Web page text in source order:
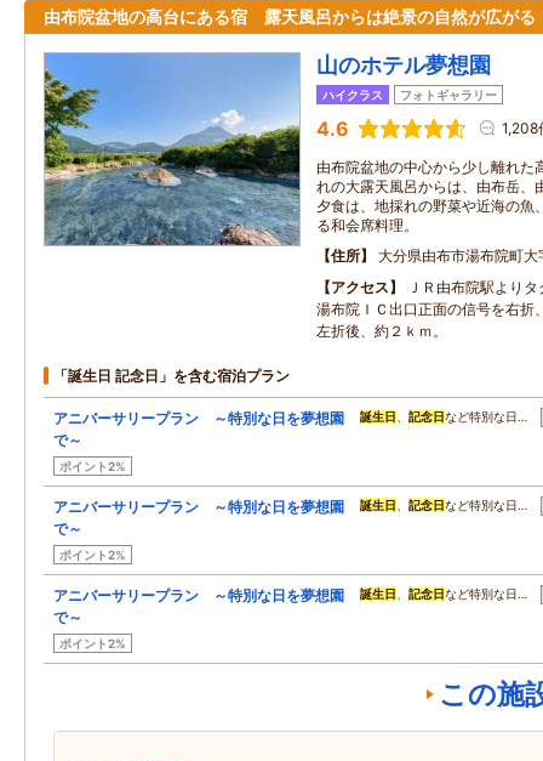
由布院盆地の高台にある宿 露天風呂からは絶景の自然が広がる
山のホテル夢想園
ハイクラス フォトギャラリー
4.6 1,208
由布院盆地の中心から少し離れた
れの大露天風呂からは、由布岳、
夕食は、地採れの野菜や近海の魚
る和会席料理。
住所
大分県由布市湯布院町
アクセス
ＪＲ由布院駅より
湯布院ＩＣ出口正面の信号を右折
左折後、約２ｋｍ。
「誕生日 記念日」を含む宿泊プラン
アニバーサリープラン ～特別な日を夢想園
で～
ポイント2%
誕生日 記念日など特別な日…
アニバーサリープラン ～特別な日を夢想園
で～
ポイント2%
誕生日 記念日など特別な日…
アニバーサリープラン ～特別な日を夢想園
で～
ポイント2%
誕生日 記念日など特別な日…
この施